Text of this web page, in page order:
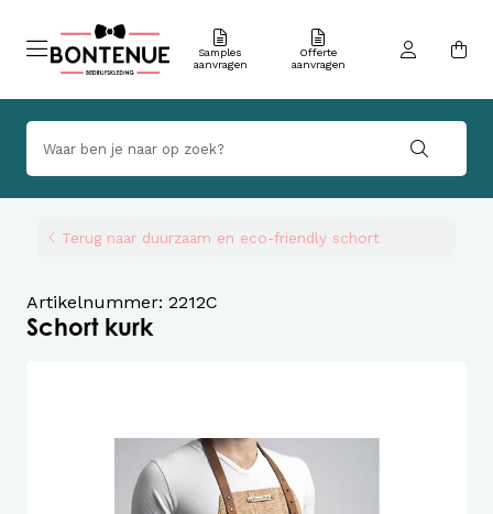
Samples
aanvragen
Offerte
aanvragen
Terug naar duurzaam en eco-friendly schort
Artikelnummer: 2212C
Schort kurk